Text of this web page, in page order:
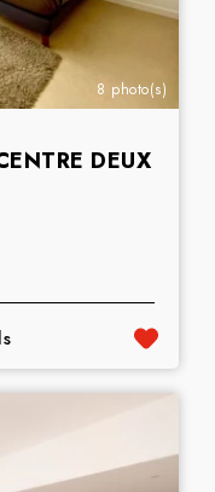
8 photo(s)
DEUX